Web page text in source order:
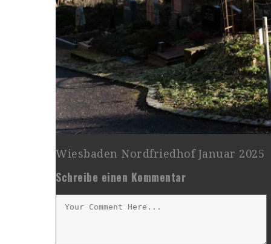
Wiesbaden Nordfriedhof Januar 2025
Schreibe einen Kommentar